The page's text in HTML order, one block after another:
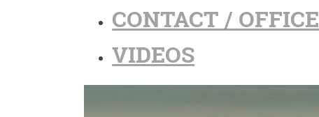
CONTACT / OFFICE
VIDEOS